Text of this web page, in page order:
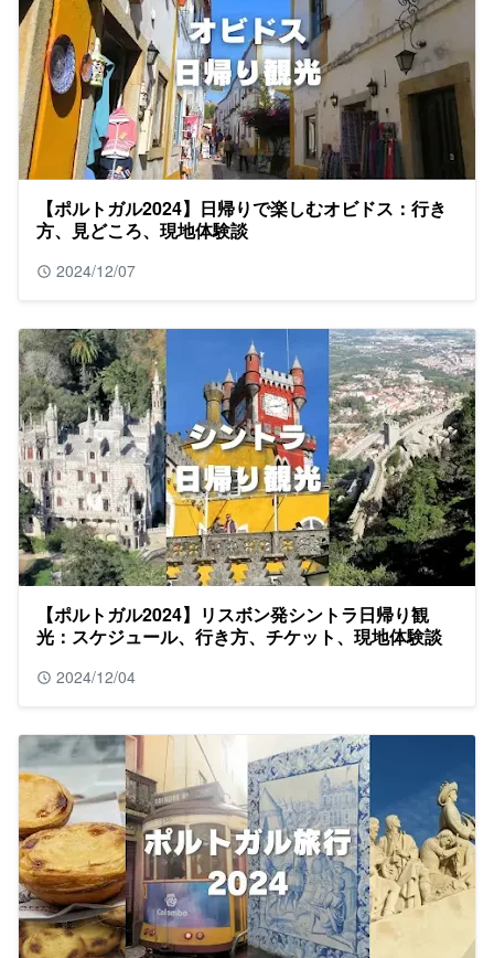
【ポルトガル2024】日帰りで楽しむオビドス：行き
方、見どころ、現地体験談
2024/12/07
【ポルトガル2024】リスボン発シントラ日帰り観
光：スケジュール、行き方、チケット、現地体験談
2024/12/04